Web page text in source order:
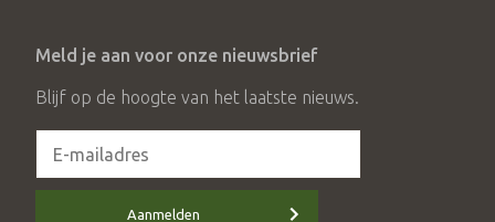
Meld je aan voor onze nieuwsbrief
Blijf op de hoogte van het laatste nieuws.
Aanmelden